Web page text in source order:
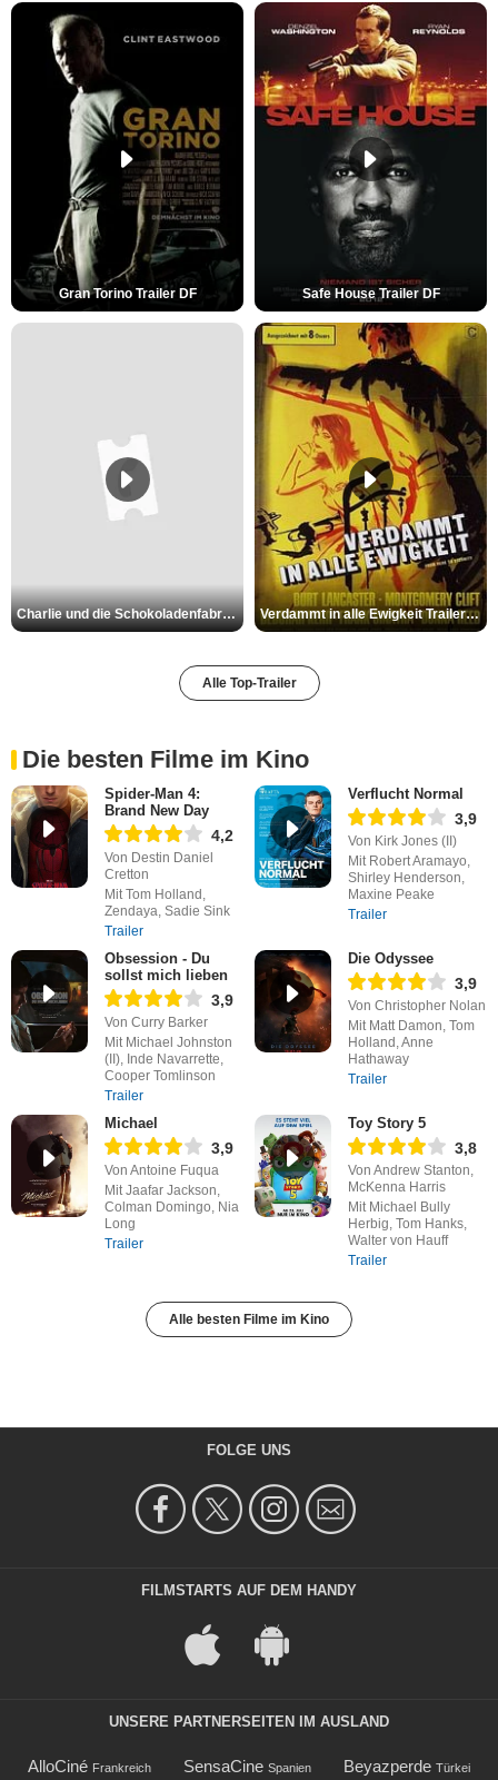
Gran Torino Trailer DF Safe House Trailer DF
Charlie und die Schokoladenfabrik Trailer OV Verdammt in alle Ewigkeit Trailer OV
Alle Top-Trailer
Die besten Filme im Kino
Spider-Man 4:
Brand New Day
4,2
Von Destin Daniel
Cretton
Mit Tom Holland,
Zendaya, Sadie Sink
Trailer
Verflucht Normal
3,9
Von Kirk Jones (II)
Mit Robert Aramayo,
Shirley Henderson,
Maxine Peake
Trailer
Obsession - Du
sollst mich lieben
3,9
Von Curry Barker
Mit Michael Johnston
(II), Inde Navarrette,
Cooper Tomlinson
Trailer
Die Odyssee
3,9
Von Christopher Nolan
Mit Matt Damon, Tom
Holland, Anne
Hathaway
Trailer
Michael
3,9
Von Antoine Fuqua
Mit Jaafar Jackson,
Colman Domingo, Nia
Long
Trailer
Toy Story 5
3,8
Von Andrew Stanton,
McKenna Harris
Mit Michael Bully
Herbig, Tom Hanks,
Walter von Hauff
Trailer
Alle besten Filme im Kino
FOLGE UNS
FILMSTARTS AUF DEM HANDY
UNSERE PARTNERSEITEN IM AUSLAND
AlloCiné Frankreich SensaCine Spanien Beyazperde Türkei